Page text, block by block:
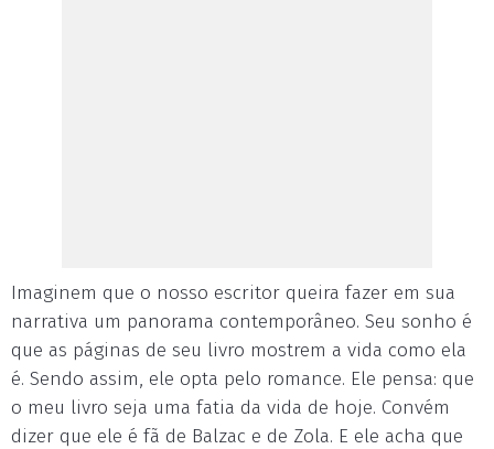
Imaginem que o nosso escritor queira fazer em sua
narrativa um panorama contemporâneo. Seu sonho é
que as páginas de seu livro mostrem a vida como ela
é. Sendo assim, ele opta pelo romance. Ele pensa: que
o meu livro seja uma fatia da vida de hoje. Convém
dizer que ele é fã de Balzac e de Zola. E ele acha que